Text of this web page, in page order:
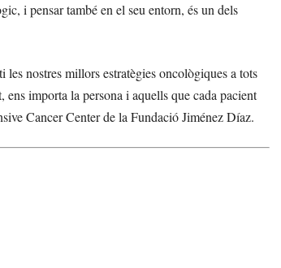
i pensar també en el seu entorn, és un dels
nostres millors estratègies oncològiques a tots
importa la persona i aquells que cada pacient
Cancer Center de la Fundació Jiménez Díaz.